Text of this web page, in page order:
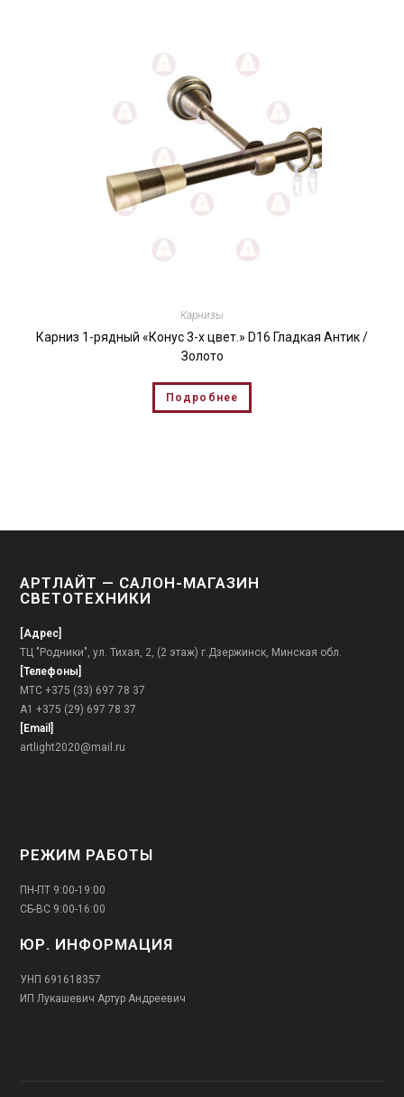
Карнизы
Карниз 1-рядный «Конус 3-х цвет.» D16 Гладкая Антик /
Золото
Подробнее
АРТЛАЙТ — САЛОН-МАГАЗИН
СВЕТОТЕХНИКИ
[Адрес]
ТЦ "Родники", ул. Тихая, 2, (2 этаж) г.Дзержинск, Минская обл.
[Телефоны]
МТС +375 (33) 697 78 37
А1 +375 (29) 697 78 37
[Email]
artlight2020@mail.ru
РЕЖИМ РАБОТЫ
ПН-ПТ 9:00-19:00
СБ-ВС 9:00-16:00
ЮР. ИНФОРМАЦИЯ
УНП 691618357
ИП Лукашевич Артур Андреевич